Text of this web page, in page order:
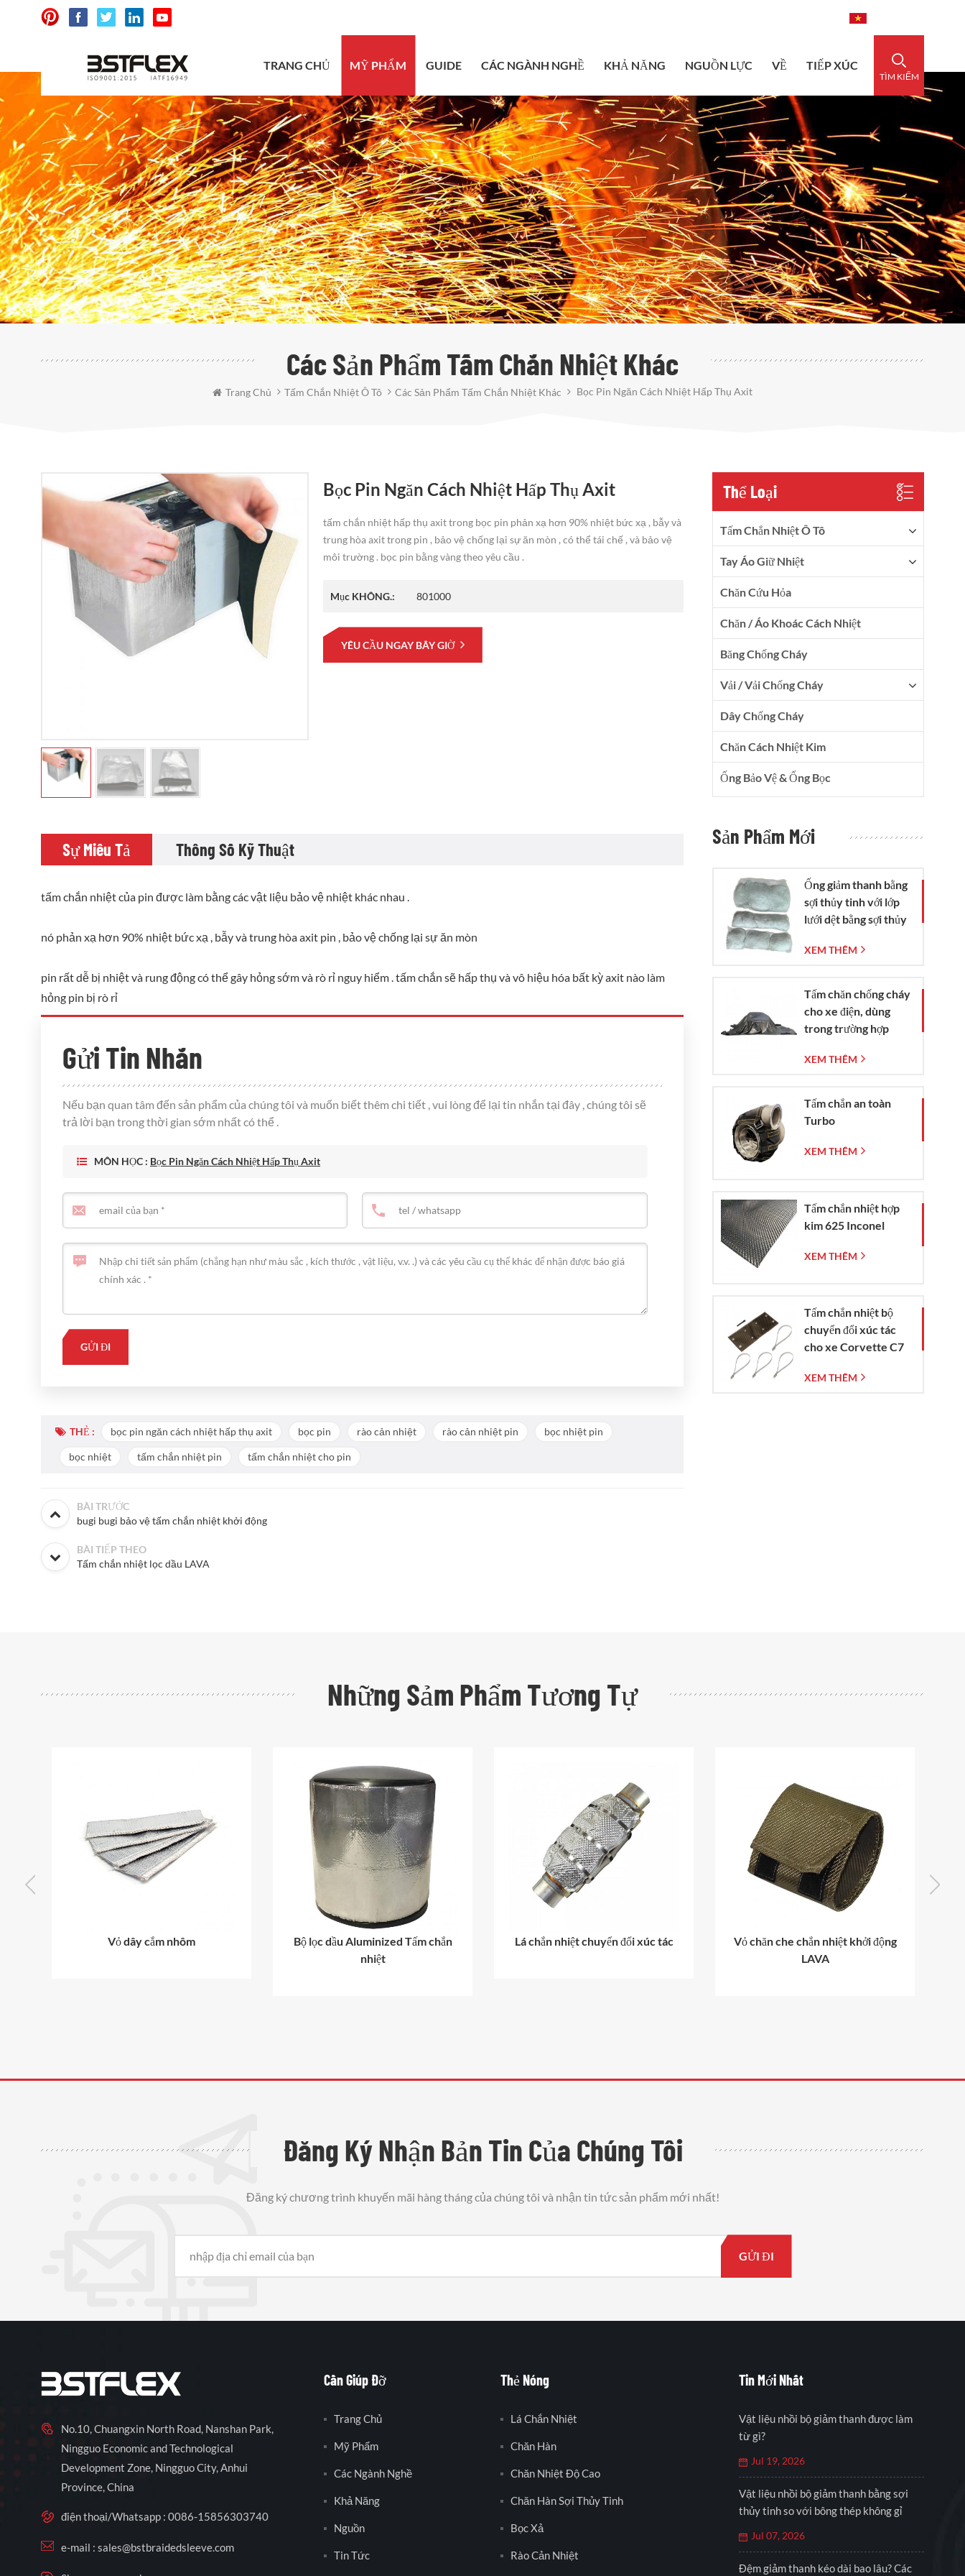
TÌM KIẾM
TRANG CHỦ MỸ PHẨM GUIDE CÁC NGÀNH NGHỀ KHẢ NĂNG NGUỒN LỰC VỀ TIẾP XÚC
Các Sản Phẩm Tấm Chắn Nhiệt Khác
Trang Chủ Tấm Chắn Nhiệt Ô Tô Các Sản Phẩm Tấm Chắn Nhiệt Khác Bọc Pin Ngăn Cách Nhiệt Hấp Thụ Axit
Bọc Pin Ngăn Cách Nhiệt Hấp Thụ Axit
tấm chắn nhiệt hấp thụ axit trong bọc pin phản xạ hơn 90% nhiệt bức xạ , bẫy và
trung hòa axit trong pin , bảo vệ chống lại sự ăn mòn , có thể tái chế , và bảo vệ
môi trường . bọc pin bằng vàng theo yêu cầu .
Mục KHÔNG.: 801000
YÊU CẦU NGAY BÂY GIỜ
Sự Miêu Tả Thông Số Kỹ Thuật
tấm chắn nhiệt của pin được làm bằng các vật liệu bảo vệ nhiệt khác nhau .
nó phản xạ hơn 90% nhiệt bức xạ , bẫy và trung hòa axit pin , bảo vệ chống lại sự ăn mòn
pin rất dễ bị nhiệt và rung động có thể gây hỏng sớm và rò rỉ nguy hiểm . tấm chắn sẽ hấp thụ và vô hiệu hóa bất kỳ axit nào làm
hỏng pin bị rò rỉ
Gửi Tin Nhắn
Nếu bạn quan tâm đến sản phẩm của chúng tôi và muốn biết thêm chi tiết , vui lòng để lại tin nhắn tại đây , chúng tôi sẽ
trả lời bạn trong thời gian sớm nhất có thể .
MÔN HỌC : Bọc Pin Ngăn Cách Nhiệt Hấp Thụ Axit
THẺ : bọc pin ngăn cách nhiệt hấp thụ axit bọc pin rào cản nhiệt rào cản nhiệt pin bọc nhiệt pin
bọc nhiệt tấm chắn nhiệt pin tấm chắn nhiệt cho pin
BÀI TRƯỚC
bugi bugi bảo vệ tấm chắn nhiệt khởi động
BÀI TIẾP THEO
Tấm chắn nhiệt lọc dầu LAVA
Thể Loại
Tấm Chắn Nhiệt Ô Tô
Tay Áo Giữ Nhiệt
Chăn Cứu Hỏa
Chăn / Áo Khoác Cách Nhiệt
Băng Chống Cháy
Vải / Vải Chống Cháy
Dây Chống Cháy
Chăn Cách Nhiệt Kim
Ống Bảo Vệ & Ống Bọc
Sản Phẩm Mới
Ống giảm thanh bằng
sợi thủy tinh với lớp
lưới dệt bằng sợi thủy
XEM THÊM
Tấm chăn chống cháy
cho xe điện, dùng
trong trường hợp
cháy xe hơi và xe
XEM THÊM
Tấm chắn an toàn
Turbo
XEM THÊM
Tấm chắn nhiệt hợp
kim 625 Inconel
XEM THÊM
Tấm chắn nhiệt bộ
chuyển đổi xúc tác
cho xe Corvette C7
XEM THÊM
Những Sảm Phẩm Tương Tự
Vỏ dây cắm nhôm
Bộ lọc dầu Aluminized Tấm chắn
nhiệt
Lá chắn nhiệt chuyển đổi xúc tác
Vỏ chăn che chắn nhiệt khởi động
LAVA
Đăng Ký Nhận Bản Tin Của Chúng Tôi
Đăng ký chương trình khuyến mãi hàng tháng của chúng tôi và nhận tin tức sản phẩm mới nhất!
No.10, Chuangxin North Road, Nanshan Park,
Ningguo Economic and Technological
Development Zone, Ningguo City, Anhui
Province, China
điện thoại/Whatsapp : 0086-15856303740
e-mail : sales@bstbraidedsleeve.com
Cần Giúp Đỡ
Trang Chủ
Mỹ Phẩm
Các Ngành Nghề
Khả Năng
Nguồn
Tin Tức
Thẻ Nóng
Lá Chắn Nhiệt
Chăn Hàn
Chăn Nhiệt Độ Cao
Chăn Hàn Sợi Thủy Tinh
Bọc Xả
Rào Cản Nhiệt
Tin Mới Nhất
Vật liệu nhồi bộ giảm thanh được làm
từ gì?
Jul 19, 2026
Vật liệu nhồi bộ giảm thanh bằng sợi
thủy tinh so với bông thép không gỉ
Jul 07, 2026
Đệm giảm thanh kéo dài bao lâu? Các